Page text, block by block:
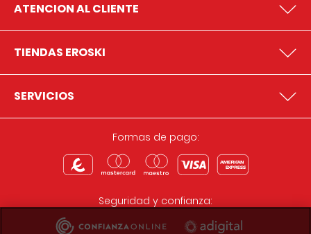
ATENCION AL CLIENTE
TIENDAS EROSKI
SERVICIOS
Formas de pago:
Seguridad y confianza: